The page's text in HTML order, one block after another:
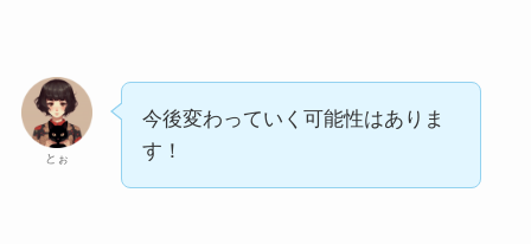
とぉ
今後変わっていく可能性はありま
す！